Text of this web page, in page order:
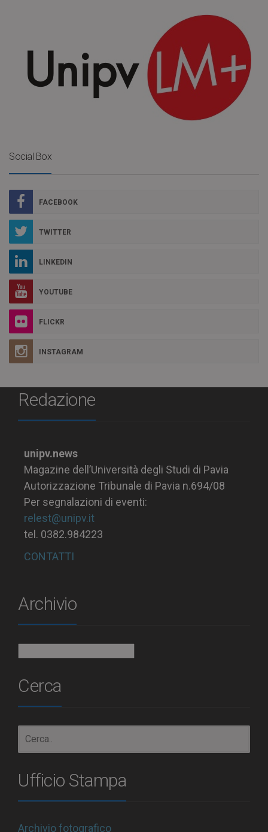
Social Box
FACEBOOK
TWITTER
LINKEDIN
YOUTUBE
FLICKR
INSTAGRAM
Redazione
unipv.news
Magazine dell’Università degli Studi di Pavia
Autorizzazione Tribunale di Pavia n.694/08
Per segnalazioni di eventi:
relest@unipv.it
tel. 0382.984223
CONTATTI
Archivio
Cerca
Ufficio Stampa
Archivio fotografico